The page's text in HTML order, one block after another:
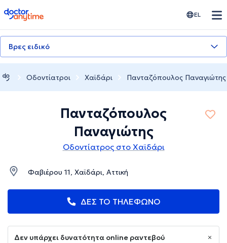
doctoranytime EL
Βρες ειδικό
Οδοντίατροι Χαϊδάρι Πανταζόπουλος Παναγιώτης
Πανταζόπουλος
Παναγιώτης
Οδοντίατρος στο Χαϊδάρι
Φαβιέρου 11, Χαϊδάρι, Αττική
ΔΕΣ ΤΟ ΤΗΛΕΦΩΝΟ
Δεν υπάρχει δυνατότητα online ραντεβού